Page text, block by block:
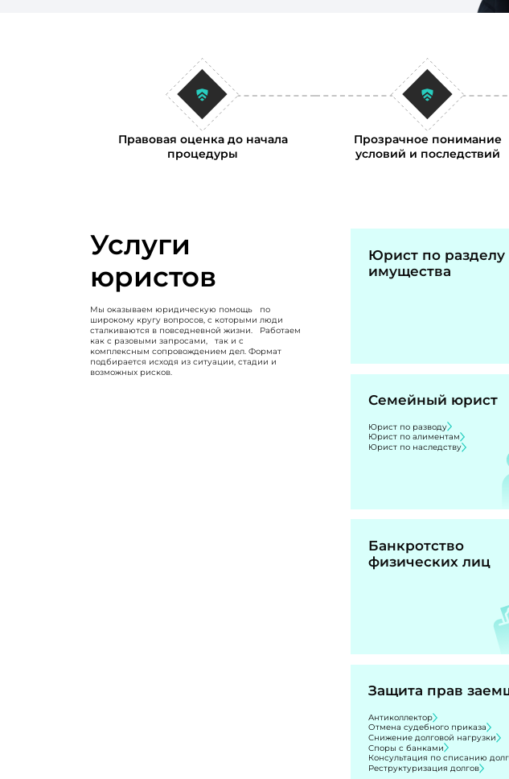
Правовая оценка до начала
процедуры
Прозрачное понимание
условий и последствий
Услуги
юристов
Мы оказываем юридическую помощь по
широкому кругу вопросов, с которыми люди
сталкиваются в повседневной жизни. Работаем
как с разовыми запросами, так и с
комплексным сопровождением дел. Формат
подбирается исходя из ситуации, стадии и
возможных рисков.
Юрист по разделу
имущества
Семейный юрист
Юрист по разводу
Юрист по алиментам
Юрист по наследству
Банкротство
физических лиц
Защита прав
Антиколлектор
Отмена судебного приказа
Снижение долговой нагрузки
Споры с банками
Консультация по списанию
Реструктуризация долгов